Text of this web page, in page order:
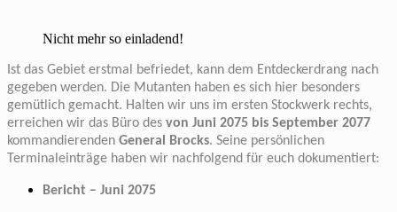
Nicht mehr so einladend!
Ist das Gebiet erstmal befriedet, kann dem Entdeckerdrang nach
gegeben werden. Die Mutanten haben es sich hier besonders
gemütlich gemacht. Halten wir uns im ersten Stockwerk rechts,
erreichen wir das Büro des von Juni 2075 bis September 2077
kommandierenden General Brocks. Seine persönlichen
Terminaleinträge haben wir nachfolgend für euch dokumentiert:
Bericht – Juni 2075